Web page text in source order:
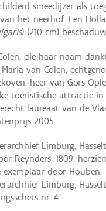
smeedijzer als
het neerhof. Een
) (210 cm)
die haar naam
van Colen,
heer van Gors-
toeristische attractie in
laureaat van de
2005.
Limburg,
Reynders, 1809,
exemplaar door Houben.
Limburg,
nr. 4.